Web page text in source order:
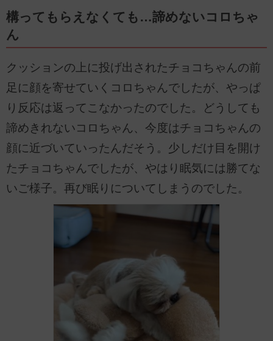
構ってもらえなくても…諦めないコロちゃ
ん
クッションの上に投げ出されたチョコちゃんの前
足に顔を寄せていくコロちゃんでしたが、やっぱ
り反応は返ってこなかったのでした。どうしても
諦めきれないコロちゃん、今度はチョコちゃんの
顔に近づいていったんだそう。少しだけ目を開け
たチョコちゃんでしたが、やはり眠気には勝てな
いご様子。再び眠りについてしまうのでした。